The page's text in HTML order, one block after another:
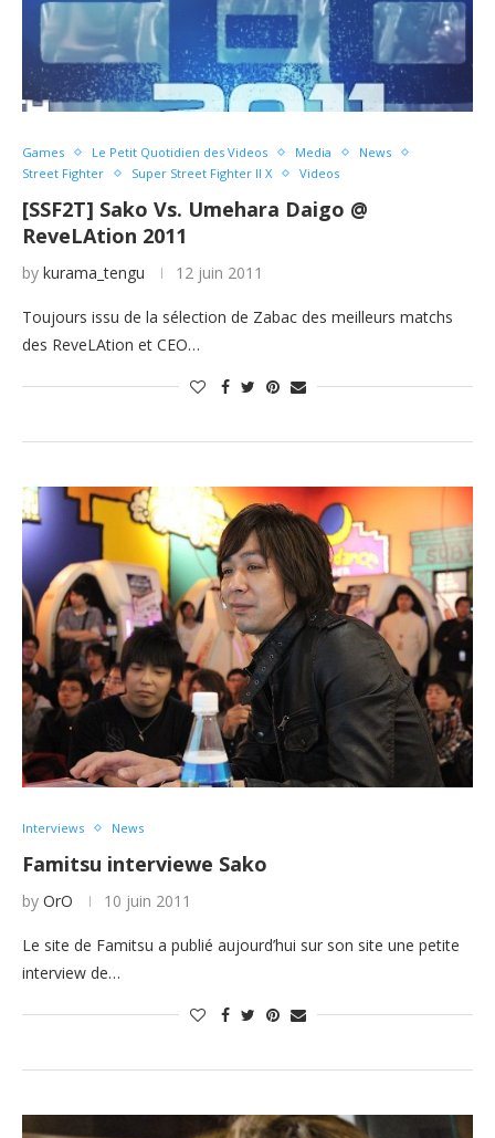
Games Le Petit Quotidien des Videos Media
News
Street Fighter
Super Street Fighter II X Videos
[SSF2T] Sako Vs. Umehara Daigo @
ReveLAtion 2011
by kurama_tengu 12 juin 2011
Toujours issu de la sélection de Zabac des meilleurs matchs
des ReveLAtion et CEO…
Interviews News
Famitsu interviewe Sako
by OrO 10 juin 2011
Le site de Famitsu a publié aujourd’hui sur son site une petite
interview de…